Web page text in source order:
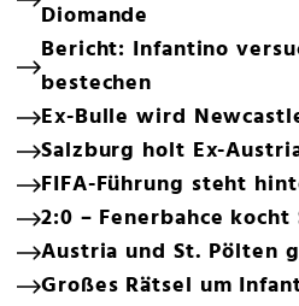
Diomande
Bericht: Infantino
bestechen
Ex-Bulle wird
Salzburg holt Ex-
FIFA-Führung steht
2:0 – Fenerbahce
Austria und St. Pölten
Großes Rätsel um